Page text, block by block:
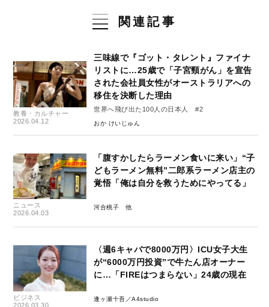
関連記事
教養・カルチャー
2026.04.12
三味線で『ゴット・タレント』ファイナ
リストに…25歳で「子宮頸がん」を宣告
された会社員女性がオーストラリアへの
移住を決断した理由
世界へ飛び出た100人の日本人 #2
おか けいじゅん
ニュース
2026.04.03
「腹すかしたらラーメン食いに来い」“子
どもラーメン無料”二郎系ラーメン店主の
覚悟「俺は自分を救うためにやってる」
河合桃子
ビジネス
2026.03.30
〈週6キャバで8000万円〉ICU女子大生
が“6000万円投資”で牛たん店オーナー
に…「FIREはつまらない」24歳の現在
逢ヶ瀬十吾／A4studio